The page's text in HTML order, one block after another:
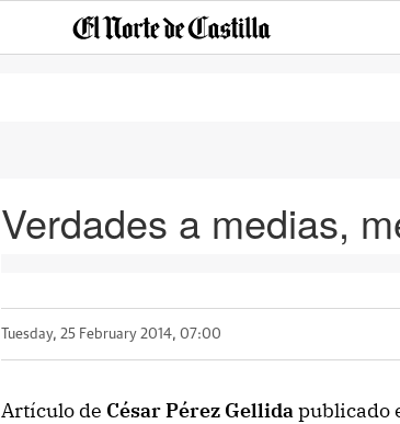
Verdades a medias,
Tuesday, 25 February 2014, 07:00
Artículo de César Pérez Gellidapublicado